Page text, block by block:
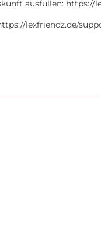
ausfüllen: https://
lexfriendz.de/